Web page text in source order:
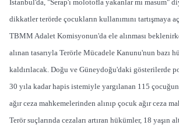
İstanbul'da, "Serap'ı molotofla yakanlar mı masum"
dikkatler terörde çocukların kullanımını tartışmaya
TBMM Adalet Komisyonun'da ele alınması
alınan tasarıyla Terörle Mücadele Kanunu'nun bazı
kaldırılacak. Doğu ve Güneydoğu'daki gösterilerde
30 yıla kadar hapis istemiyle yargılanan 115
ağır ceza mahkemelerinden alınıp çocuk ağır ceza
Terör suçlarında cezaları artıran hükümler, 18 yaşın